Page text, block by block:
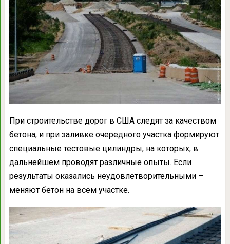
При строительстве дорог в США следят за качеством
бетона, и при заливке очередного участка формируют
специальные тестовые цилиндры, на которых, в
дальнейшем проводят различные опыты. Если
результаты оказались неудовлетворительными –
меняют бетон на всем участке.